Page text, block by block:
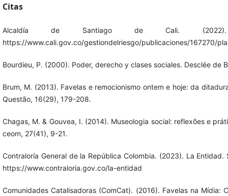
Citas
Alcaldía de Santiago de Cali.
https://www.cali.gov.co/gestiondelriesgo/publicaciones/167270/
Bourdieu, P. (2000). Poder, derecho y clases sociales. Desclée de
Brum, M. (2013). Favelas e remocionismo ontem e hoje: da
Questão, 16(29), 179-208.
Chagas, M. & Gouvea, I. (2014). Museologia social: reflexões e
ceom, 27(41), 9-21.
Contraloría General de la República Colombia. (2023). La
https://www.contraloria.gov.co/la-entidad
Comunidades Catalisadoras (ComCat). (2016). Favelas na